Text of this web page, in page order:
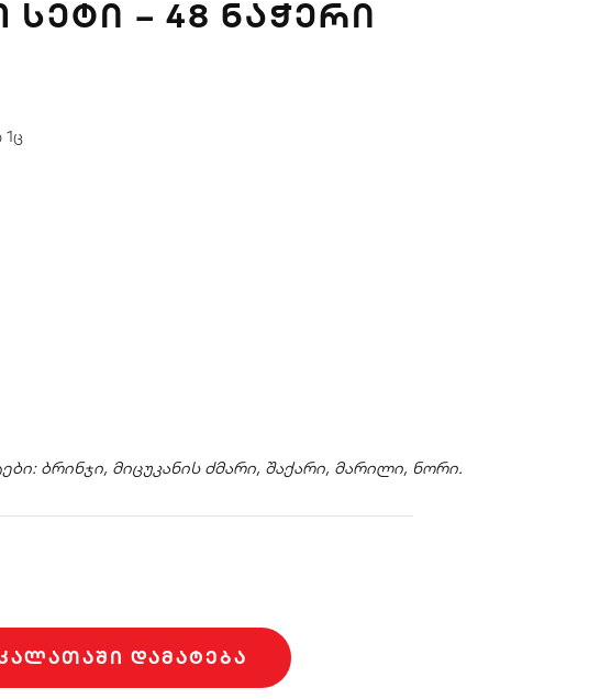
– 48 ᲜᲐᲭᲔᲠᲘ
ბრინჯი, მიცუკანის ძმარი, შაქარი, მარილი, ნორი.
ᲓᲐᲛᲐᲢᲔᲑᲐ